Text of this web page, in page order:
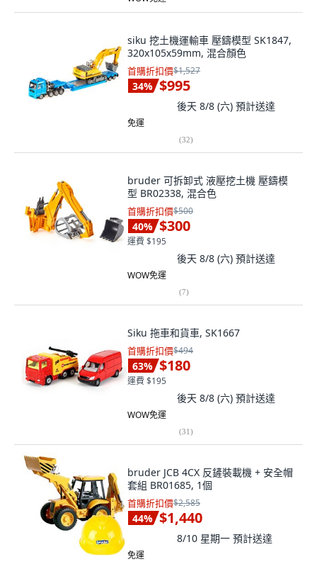
siku 挖土機運輸車 壓鑄模型 SK1847,
320x105x59mm, 混合顏色
首購折扣價$1,527
34% $995
後天 8/8 (六) 預計送達
免運
(32)
bruder 可拆卸式 液壓挖土機 壓鑄模
型 BR02338, 混合色
首購折扣價$500
40% $300
運費 $195
後天 8/8 (六) 預計送達
WOW免運
(7)
Siku 拖車和貨車, SK1667
首購折扣價$494
63% $180
運費 $195
後天 8/8 (六) 預計送達
WOW免運
(31)
bruder JCB 4CX 反鏟裝載機 + 安全帽
套組 BR01685, 1個
首購折扣價$2,585
44% $1,440
8/10 星期一 預計送達
免運